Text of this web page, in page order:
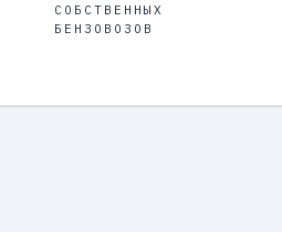
СОБСТВЕННЫХ
БЕНЗОВОЗОВ